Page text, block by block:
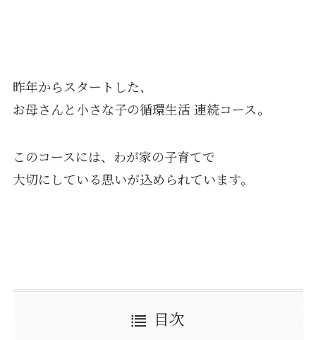
昨年からスタートした、
お母さんと小さな子の循環生活 連続コース。
このコースには、わが家の子育てで
大切にしている思いが込められています。
目次